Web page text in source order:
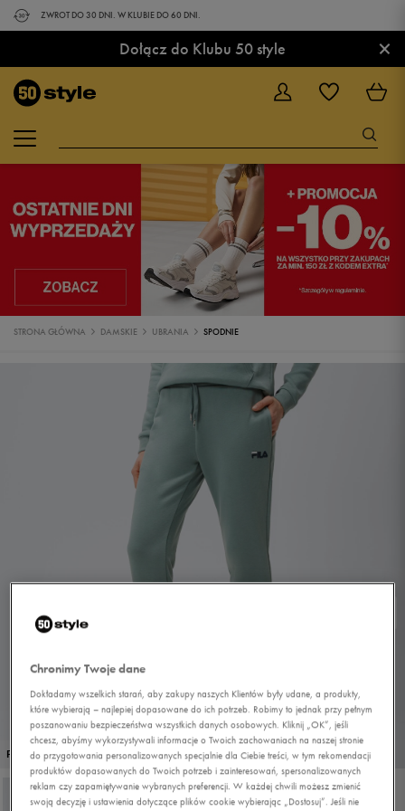
ZWROT DO 30 DNI. W KLUBIE DO 60 DNI.
Dołącz do Klubu 50 style ×
STRONA GŁÓWNA DAMSKIE UBRANIA SPODNIE
PROMO: DO -30% 1/4
Chronimy Twoje dane
Dokładamy wszelkich starań, aby zakupy naszych Klientów były udane, a produkty,
które wybierają – najlepiej dopasowane do ich potrzeb. Robimy to jednak przy pełnym
poszanowaniu bezpieczeństwa wszystkich danych osobowych. Kliknij „OK”, jeśli
chcesz, abyśmy wykorzystywali informacje o Twoich zachowaniach na naszej stronie
do przygotowania personalizowanych specjalnie dla Ciebie treści, w tym rekomendacji
produktów dopasowanych do Twoich potrzeb i zainteresowań, spersonalizowanych
reklam czy zapamiętywanie wybranych preferencji. W każdej chwili możesz zmienić
swoją decyzję i ustawienia dotyczące plików cookie wybierając „Dostosuj”. Jeśli nie